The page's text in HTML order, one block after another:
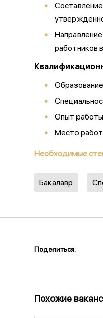
работников
Опыт
Место
Необходимые
Бакалавр
Поделиться:
Похожие